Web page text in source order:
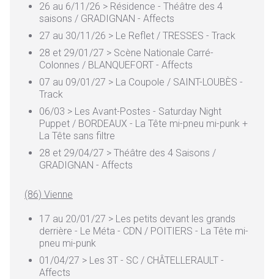
26 au 6/11/26 > Résidence - Théâtre des 4
saisons / GRADIGNAN - Affects
27 au 30/11/26 > Le Reflet / TRESSES - Track
28 et 29/01/27 > Scène Nationale Carré-
Colonnes / BLANQUEFORT - Affects
07 au 09/01/27 > La Coupole / SAINT-LOUBÈS -
Track
06/03 > Les Avant-Postes - Saturday Night
Puppet / BORDEAUX - La Tête mi-pneu mi-punk +
La Tête sans filtre
28 et 29/04/27 > Théâtre des 4 Saisons /
GRADIGNAN - Affects
(86) Vienne
17 au 20/01/27 > Les petits devant les grands
derrière - Le Méta - CDN / POITIERS - La Tête mi-
pneu mi-punk
01/04/27 > Les 3T - SC / CHÂTELLERAULT -
Affects